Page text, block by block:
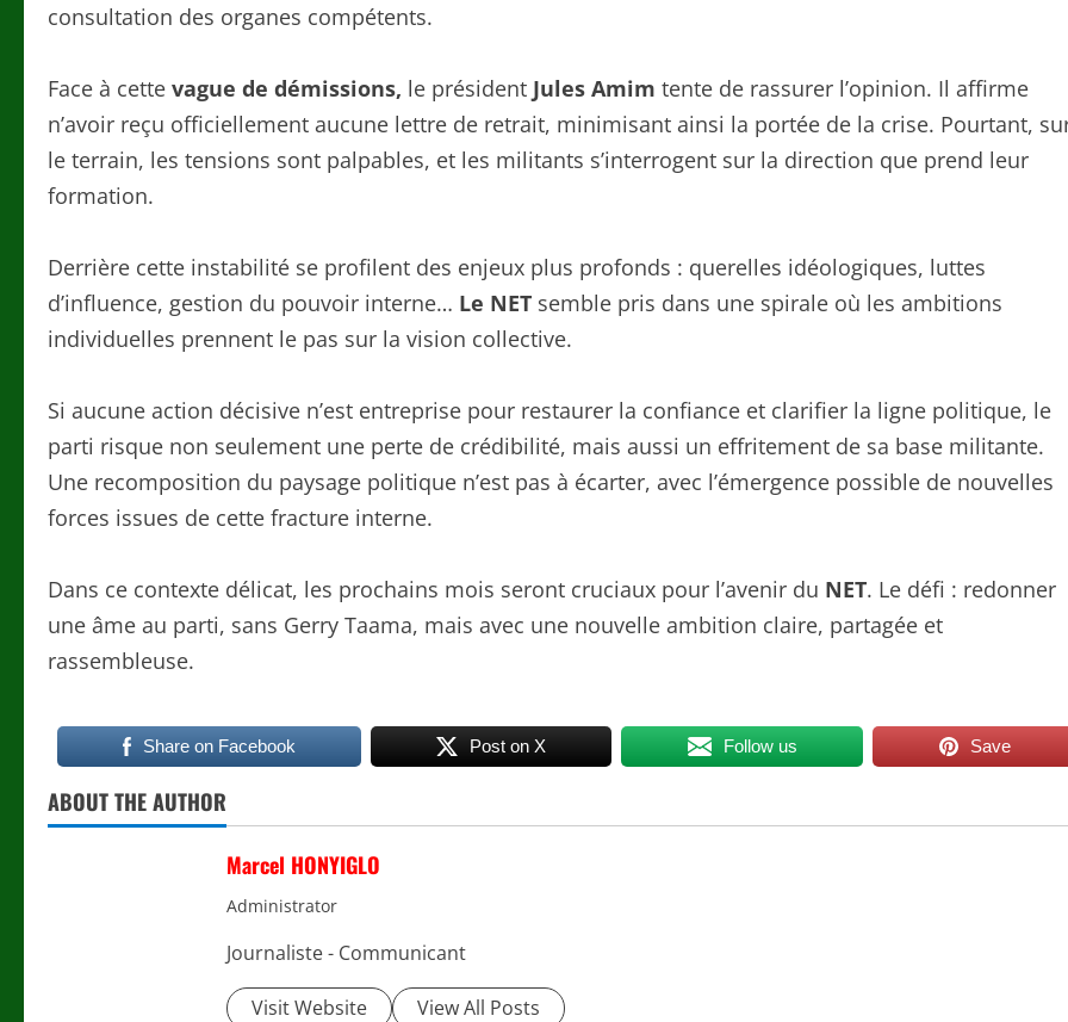
consultation des organes compétents.
Face à cette vague de démissions, le président Jules Amim tente de rassurer l’opinion. Il affirme
n’avoir reçu officiellement aucune lettre de retrait, minimisant ainsi la portée de la crise. Pourtant,
le terrain, les tensions sont palpables, et les militants s’interrogent sur la direction que prend leur
formation.
Derrière cette instabilité se profilent des enjeux plus profonds : querelles idéologiques, luttes
d’influence, gestion du pouvoir interne… Le NET semble pris dans une spirale où les ambitions
individuelles prennent le pas sur la vision collective.
Si aucune action décisive n’est entreprise pour restaurer la confiance et clarifier la ligne politique, le
parti risque non seulement une perte de crédibilité, mais aussi un effritement de sa base militante.
Une recomposition du paysage politique n’est pas à écarter, avec l’émergence possible de nouvelles
forces issues de cette fracture interne.
Dans ce contexte délicat, les prochains mois seront cruciaux pour l’avenir du NET. Le défi : redonner
une âme au parti, sans Gerry Taama, mais avec une nouvelle ambition claire, partagée et
rassembleuse.
Share on Facebook Post on X Follow us Save
ABOUT THE AUTHOR
Marcel HONYIGLO
Administrator
Journaliste - Communicant
Visit Website View All Posts